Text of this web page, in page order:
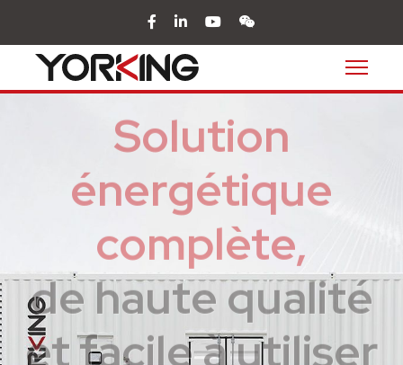
facebook
in youtubewechat
Solution
énergétique
complète,
de haute qualité
et facile à utiliser